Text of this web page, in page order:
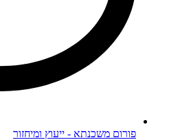
פורום משכנתא - ייעוץ ומיחזור